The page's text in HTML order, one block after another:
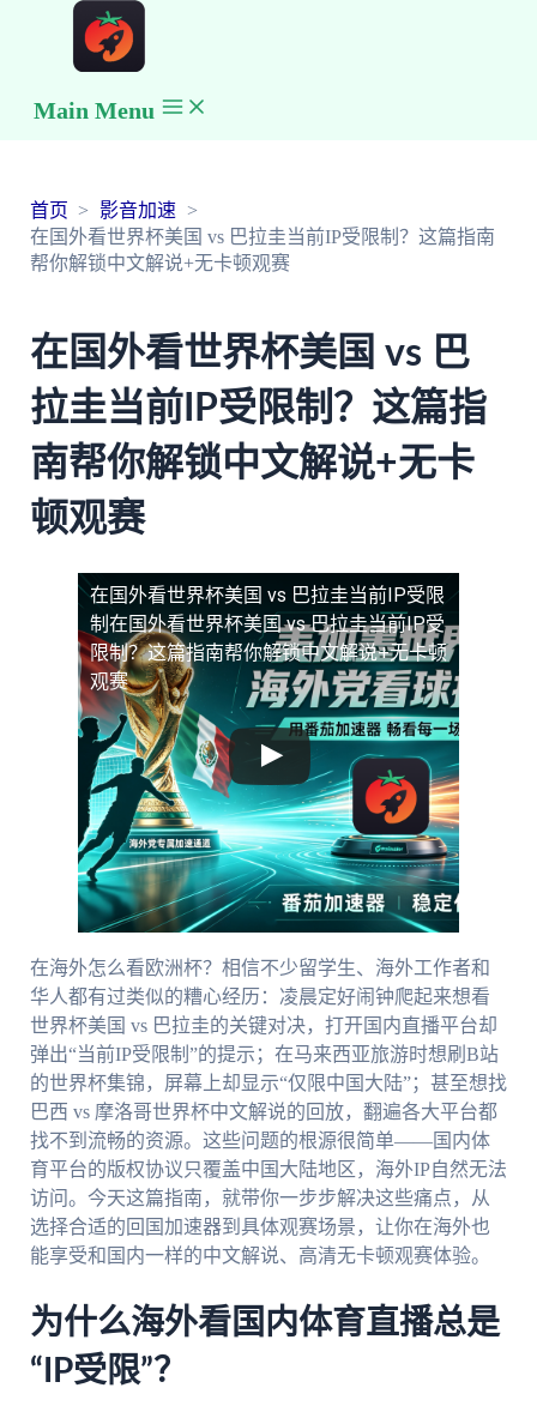
Main Menu
首页
影音加速
在国外看世界杯美国 vs 巴拉圭当前IP受限制？这篇指南
帮你解锁中文解说+无卡顿观赛
在国外看世界杯美国 vs 巴
拉圭当前IP受限制？这篇指
南帮你解锁中文解说+无卡
顿观赛
在国外看世界杯美国 vs 巴拉圭当前IP受限
制 在国外看世界杯美国 vs 巴拉圭当前IP受
限制？这篇指南帮你解锁中文解说+无卡顿
观赛
在海外怎么看欧洲杯？相信不少留学生、海外工作者和
华人都有过类似的糟心经历：凌晨定好闹钟爬起来想看
世界杯美国 vs 巴拉圭的关键对决，打开国内直播平台却
弹出“当前IP受限制”的提示；在马来西亚旅游时想刷B站
的世界杯集锦，屏幕上却显示“仅限中国大陆”；甚至想找
巴西 vs 摩洛哥世界杯中文解说的回放，翻遍各大平台都
找不到流畅的资源。这些问题的根源很简单——国内体
育平台的版权协议只覆盖中国大陆地区，海外IP自然无法
访问。今天这篇指南，就带你一步步解决这些痛点，从
选择合适的回国加速器到具体观赛场景，让你在海外也
能享受和国内一样的中文解说、高清无卡顿观赛体验。
为什么海外看国内体育直播总是
“IP受限”？